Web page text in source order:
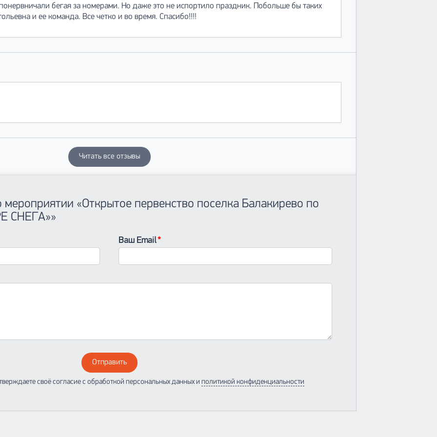
бегая за номерами. Но даже это не испортило праздник. Побольше бы таких
и ее команда. Все четко и во время. Спасибо!!!!
Читать все отзывы
мероприятии «Открытое первенство поселка Балакирево по
СНЕГА»»
Ваш Email
Отправить
своё согласие с обработкой персональных данных и политикой конфиденциальности